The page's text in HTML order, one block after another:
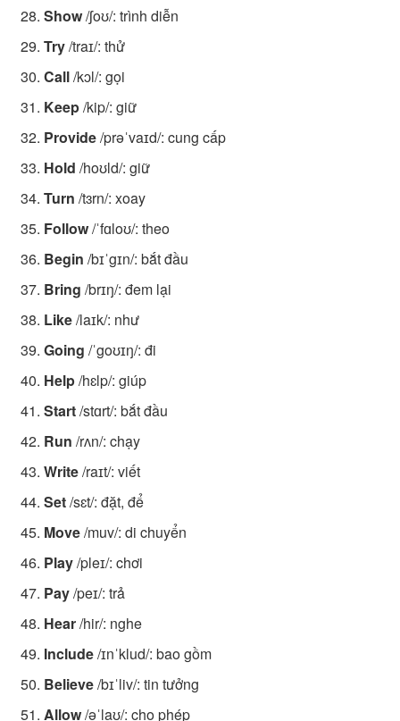
Show/ʃoʊ/: trình diễn
Try/traɪ/: thử
Call/kɔl/: gọi
Keep/kip/: giữ
Provide/prəˈvaɪd/: cung cấp
Hold /hoʊld/: giữ
Turn /tɜrn/: xoay
Follow/ˈfɑloʊ/: theo
Begin /bɪˈgɪn/: bắt đầu
Bring /brɪŋ/: đem lại
Like/laɪk/: như
Going /ˈgoʊɪŋ/: đi
Help/hɛlp/: giúp
Start/stɑrt/: bắt đầu
Run /rʌn/: chạy
Write/raɪt/: viết
Set/sɛt/: đặt, để
Move/muv/: di chuyển
Play/pleɪ/: chơi
Pay/peɪ/: trả
Hear/hir/: nghe
Include/ɪnˈklud/: bao gồm
Believe/bɪˈliv/: tin tưởng
Allow/əˈlaʊ/: cho phép